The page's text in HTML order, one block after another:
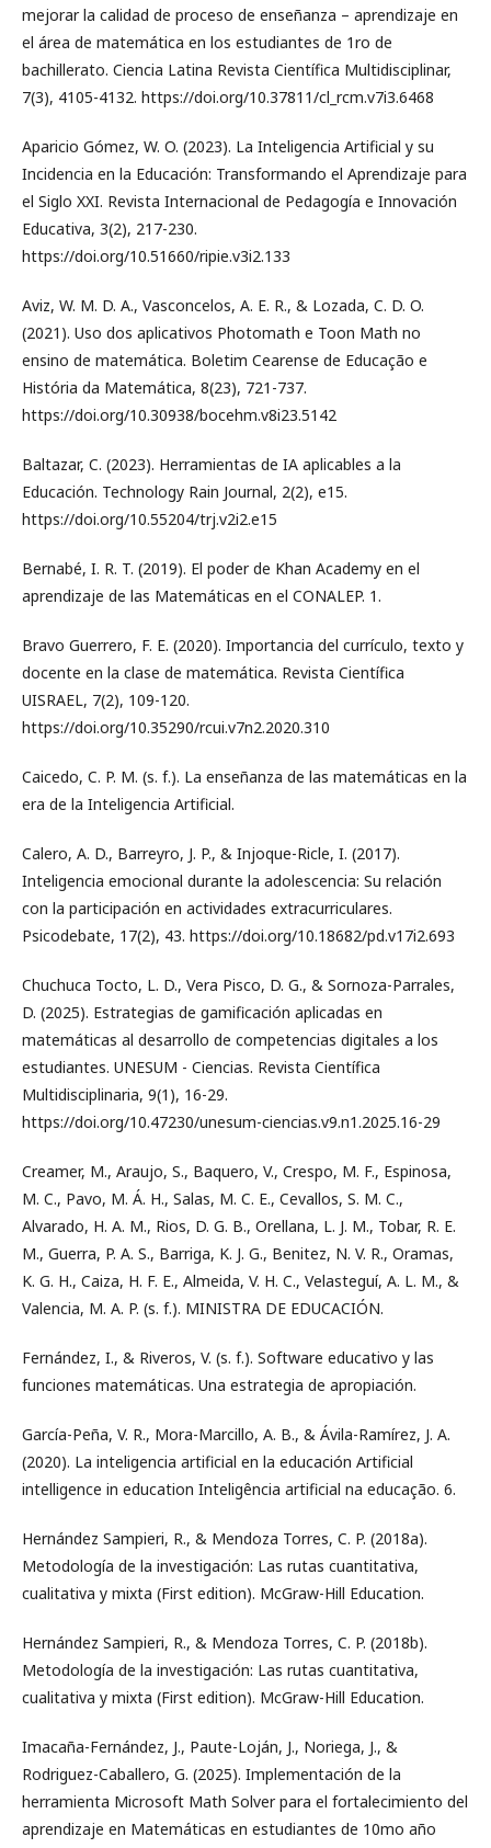
mejorar la calidad de proceso de enseñanza – aprendizaje en
el área de matemática en los estudiantes de 1ro de
bachillerato. Ciencia Latina Revista Científica Multidisciplinar,
7(3), 4105-4132. https://doi.org/10.37811/cl_rcm.v7i3.6468
Aparicio Gómez, W. O. (2023). La Inteligencia Artificial y su
Incidencia en la Educación: Transformando el Aprendizaje para
el Siglo XXI. Revista Internacional de Pedagogía e Innovación
Educativa, 3(2), 217-230.
https://doi.org/10.51660/ripie.v3i2.133
Aviz, W. M. D. A., Vasconcelos, A. E. R., & Lozada, C. D. O.
(2021). Uso dos aplicativos Photomath e Toon Math no
ensino de matemática. Boletim Cearense de Educação e
História da Matemática, 8(23), 721-737.
https://doi.org/10.30938/bocehm.v8i23.5142
Baltazar, C. (2023). Herramientas de IA aplicables a la
Educación. Technology Rain Journal, 2(2), e15.
https://doi.org/10.55204/trj.v2i2.e15
Bernabé, I. R. T. (2019). El poder de Khan Academy en el
aprendizaje de las Matemáticas en el CONALEP. 1.
Bravo Guerrero, F. E. (2020). Importancia del currículo, texto y
docente en la clase de matemática. Revista Científica
UISRAEL, 7(2), 109-120.
https://doi.org/10.35290/rcui.v7n2.2020.310
Caicedo, C. P. M. (s. f.). La enseñanza de las matemáticas en la
era de la Inteligencia Artificial.
Calero, A. D., Barreyro, J. P., & Injoque-Ricle, I. (2017).
Inteligencia emocional durante la adolescencia: Su relación
con la participación en actividades extracurriculares.
Psicodebate, 17(2), 43. https://doi.org/10.18682/pd.v17i2.693
Chuchuca Tocto, L. D., Vera Pisco, D. G., & Sornoza-Parrales,
D. (2025). Estrategias de gamificación aplicadas en
matemáticas al desarrollo de competencias digitales a los
estudiantes. UNESUM - Ciencias. Revista Científica
Multidisciplinaria, 9(1), 16-29.
https://doi.org/10.47230/unesum-ciencias.v9.n1.2025.16-29
Creamer, M., Araujo, S., Baquero, V., Crespo, M. F., Espinosa,
M. C., Pavo, M. Á. H., Salas, M. C. E., Cevallos, S. M. C.,
Alvarado, H. A. M., Rios, D. G. B., Orellana, L. J. M., Tobar, R. E.
M., Guerra, P. A. S., Barriga, K. J. G., Benitez, N. V. R., Oramas,
K. G. H., Caiza, H. F. E., Almeida, V. H. C., Velasteguí, A. L. M., &
Valencia, M. A. P. (s. f.). MINISTRA DE EDUCACIÓN.
Fernández, I., & Riveros, V. (s. f.). Software educativo y las
funciones matemáticas. Una estrategia de apropiación.
García-Peña, V. R., Mora-Marcillo, A. B., & Ávila-Ramírez, J. A.
(2020). La inteligencia artificial en la educación Artificial
intelligence in education Inteligência artificial na educação. 6.
Hernández Sampieri, R., & Mendoza Torres, C. P. (2018a).
Metodología de la investigación: Las rutas cuantitativa,
cualitativa y mixta (First edition). McGraw-Hill Education.
Hernández Sampieri, R., & Mendoza Torres, C. P. (2018b).
Metodología de la investigación: Las rutas cuantitativa,
cualitativa y mixta (First edition). McGraw-Hill Education.
Imacaña-Fernández, J., Paute-Loján, J., Noriega, J., &
Rodriguez-Caballero, G. (2025). Implementación de la
herramienta Microsoft Math Solver para el fortalecimiento del
aprendizaje en Matemáticas en estudiantes de 10mo año